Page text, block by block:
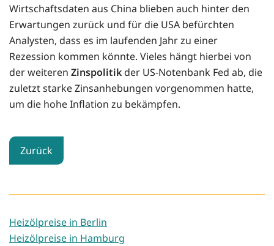
Wirtschaftsdaten aus China blieben auch hinter den
Erwartungen zurück und für die USA befürchten
Analysten, dass es im laufenden Jahr zu einer
Rezession kommen könnte. Vieles hängt hierbei von
der weiteren Zinspolitik der US-Notenbank Fed ab, die
zuletzt starke Zinsanhebungen vorgenommen hatte,
um die hohe Inflation zu bekämpfen.
Zurück
Heizölpreise in Berlin
Heizölpreise in Hamburg